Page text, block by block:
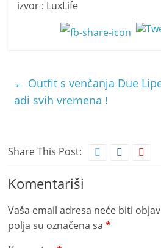
izvor : LuxLife
← Outfit s venčanja Due
adi svih vremena !
Share This Post:
Komentariši
Vaša email adresa neće biti
polja su označena sa*